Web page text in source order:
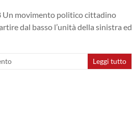
Un movimento politico cittadino
dal basso l’unità della sinistra ed
Leggi tutto